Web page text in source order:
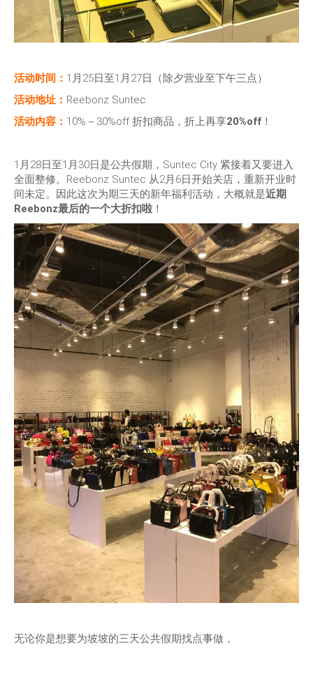
活动时间： 1月25日至1月27日（除夕营业至下午三点）
活动地址： Reebonz Suntec
活动内容： 10%－30%off 折扣商品，折上再享20%off ！
1月28日至1月30日是公共假期，Suntec City 紧接着又要进入
全面整修。Reebonz Suntec 从2月6日开始关店，重新开业时
间未定。因此这次为期三天的新年福利活动，大概就是近期
Reebonz最后的一个大折扣啦 ！
无论你是想要为坡坡的三天公共假期找点事做，